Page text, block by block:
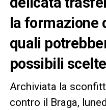
la formazione
quali
possibili
Archiviata la
contro il Braga,